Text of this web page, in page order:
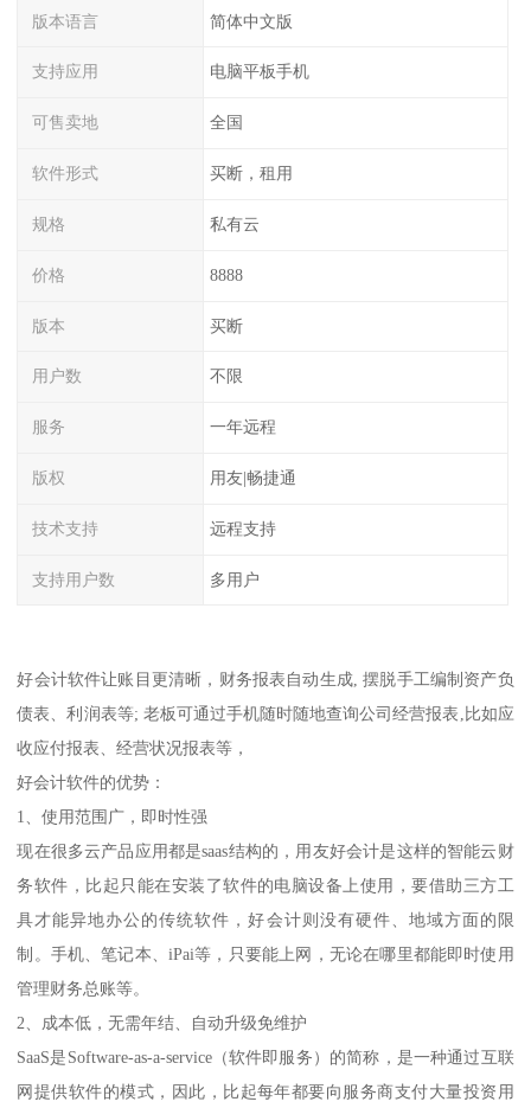
版本语言 简体中文版
支持应用 电脑平板手机
可售卖地 全国
软件形式 买断，租用
规格 私有云
价格 8888
版本 买断
用户数 不限
服务 一年远程
版权 用友|畅捷通
技术支持 远程支持
支持用户数 多用户
好会计软件让账目更清晰，财务报表自动生成, 摆脱手工编制资产负
债表、利润表等; 老板可通过手机随时随地查询公司经营报表,比如应
收应付报表、经营状况报表等，
好会计软件的优势：
1、使用范围广，即时性强
现在很多云产品应用都是saas结构的，用友好会计是这样的智能云财
务软件，比起只能在安装了软件的电脑设备上使用，要借助三方工
具才能异地办公的传统软件，好会计则没有硬件、地域方面的限
制。手机、笔记本、iPai等，只要能上网，无论在哪里都能即时使用
管理财务总账等。
2、成本低，无需年结、自动升级免维护
SaaS是Software-as-a-service（软件即服务）的简称，是一种通过互联
网提供软件的模式，因此，比起每年都要向服务商支付大量投资用